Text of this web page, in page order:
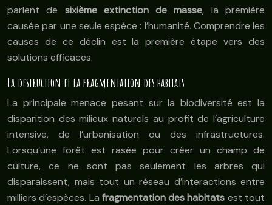
parlent de sixième extinction de masse, la première
causée par une seule espèce : l’humanité. Comprendre les
causes de ce déclin est la première étape vers des
solutions efficaces.
La destruction et la fragmentation des habitats
La principale menace pesant sur la biodiversité est la
disparition des milieux naturels au profit de l’agriculture
intensive, de l’urbanisation ou des infrastructures.
Lorsqu’une forêt est rasée pour créer un champ de
culture, ce ne sont pas seulement les arbres qui
disparaissent, mais tout un réseau d’interactions entre
milliers d’espèces. La fragmentation des habitats est tout